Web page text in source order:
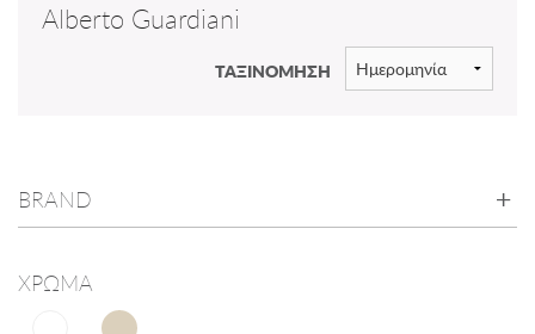
Alberto Guardiani
ΤΑΞΙΝΟΜΗΣΗ
BRAND
ΧΡΩΜΑ